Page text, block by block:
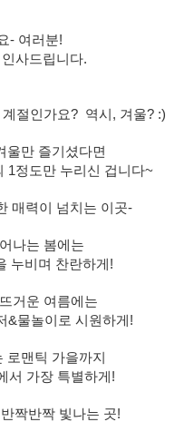
- 여러분!
사드립니다.
절인가요? 역시, 겨울? :)
울만 즐기셨다면
1정도만 누리신 겁니다~
매력이 넘치는 이곳-
나는 봄에는
누비며 찬란하게!
거운 여름에는
&물놀이로 시원하게!
로맨틱 가을까지
서 가장 특별하게!
짝반짝 빛나는 곳!